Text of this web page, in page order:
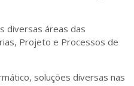
diversas áreas das
Projeto e Processos de
soluções diversas nas